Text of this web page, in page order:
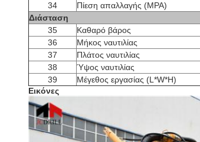
34
Πίεση απαλλαγής (MPA)
Διάσταση
35
Καθαρό βάρος
36
Μήκος ναυτιλίας
37
Πλάτος ναυτιλίας
38
Ύψος ναυτιλίας
39
Μέγεθος εργασίας (L*W*H)
Εικόνες